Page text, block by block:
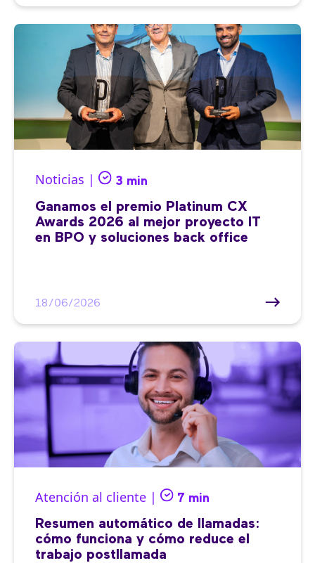
Noticias | 3 min
Ganamos el premio Platinum CX
Awards 2026 al mejor proyecto IT
en BPO y soluciones back office
18/06/2026
Atención al cliente | 7 min
Resumen automático de llamadas:
cómo funciona y cómo reduce el
trabajo postllamada